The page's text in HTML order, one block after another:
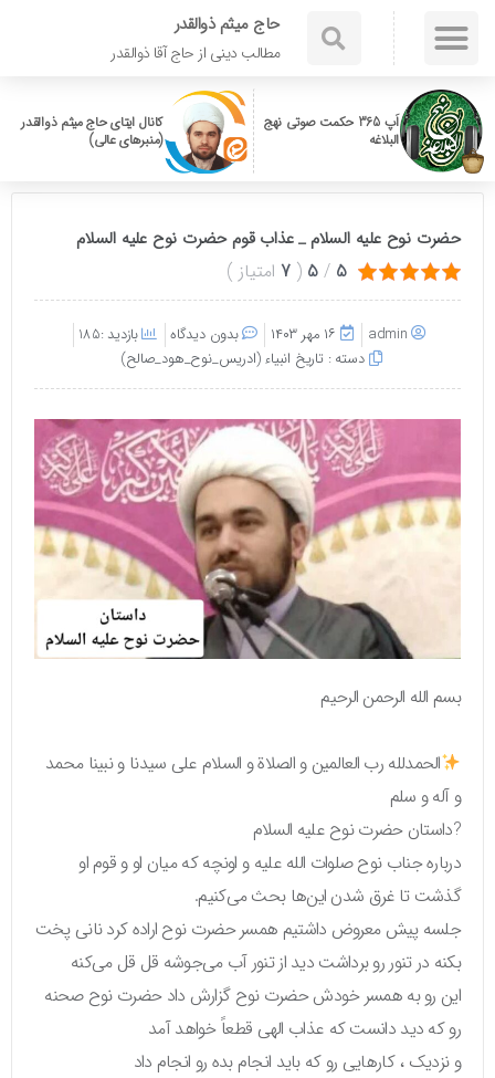
حاج میثم ذوالقدر
مطالب دینی از حاج آقا ذوالقدر
اَپ 365 حکمت صوتی نهج
البلاغه
کانال ایتای حاج میثم ذوالقدر
(منبرهای عالی)
حضرت نوح علیه السلام _ عذاب قوم حضرت نوح علیه السلام
5
/
5
(
7 امتیاز)
admin ۱۶ مهر ۱۴۰۳ بدون دیدگاه
بازدید :185
دسته :تاریخ انبیاء (ادریس_نوح_هود_صالح)
بسم الله الرحمن الرحیم
الحمدلله رب العالمین و الصلاة و السلام علی سیدنا و نبینا محمد
و آله و سلم
?داستان حضرت نوح علیه السلام
درباره جناب نوح صلوات الله علیه و اونچه که میان او و قوم او
گذشت تا غرق شدن این‌ها بحث می‌کنیم.
جلسه پیش معروض داشتیم همسر حضرت نوح اراده کرد نانی پخت
بکنه در تنور رو برداشت دید از تنور آب می‌جوشه قل قل می‌کنه
این رو به همسر خودش حضرت نوح گزارش داد حضرت نوح صحنه
رو که دید دانست که عذاب الهی قطعاً خواهد آمد
و نزدیک ، کارهایی رو که باید انجام بده رو انجام داد